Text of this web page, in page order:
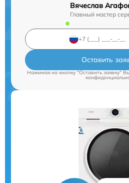
Вячеслав
Главный мастер
Оставить
Нажимая на кнопку "Оставить заявку"